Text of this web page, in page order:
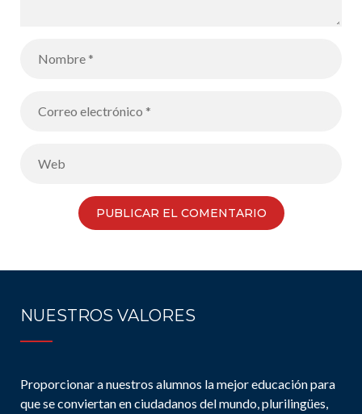
NUESTROS VALORES
Proporcionar a nuestros alumnos la mejor educación para
que se conviertan en ciudadanos del mundo, plurilingües,